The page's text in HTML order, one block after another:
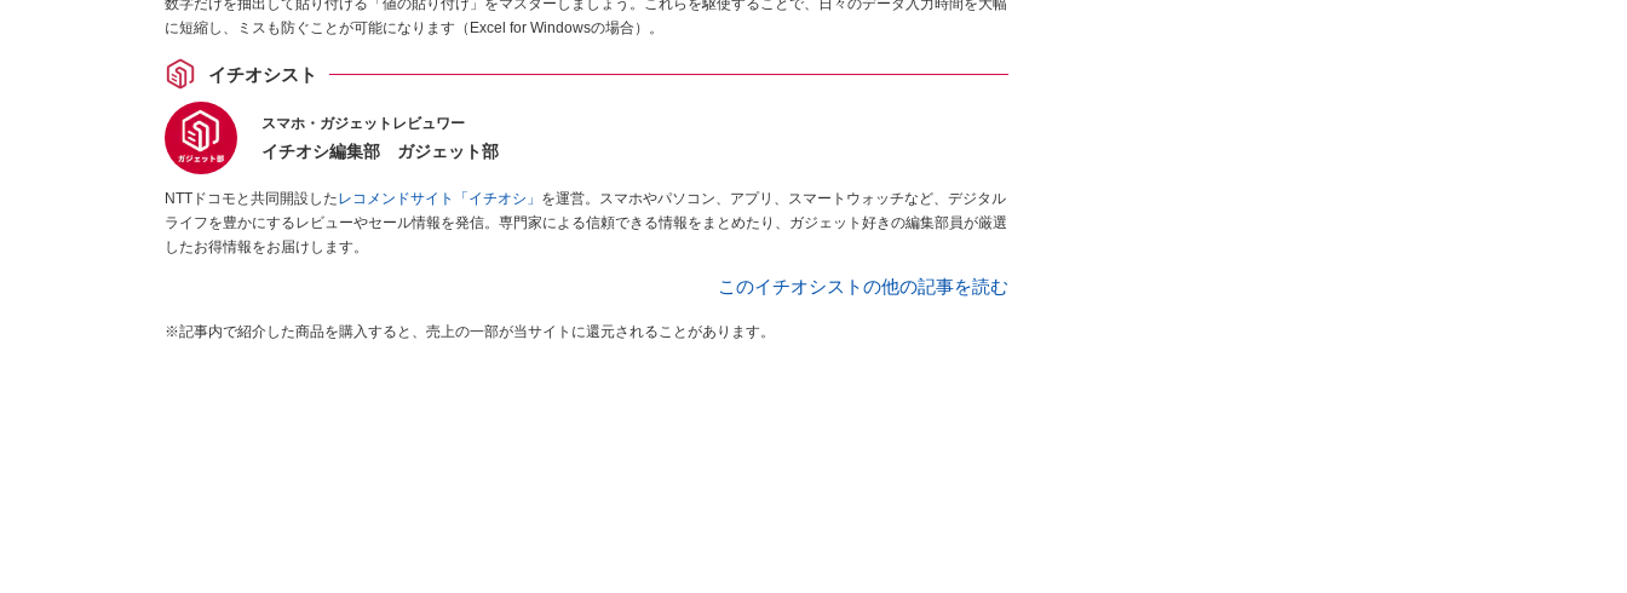
数字だけを抽出して貼り付ける「値の貼り付け」をマスターしましょう。これらを駆使することで、日々のデータ入力時間を大幅
に短縮し、ミスも防ぐことが可能になります（Excel for Windowsの場合）。
イチオシスト
スマホ・ガジェットレビュワー
イチオシ編集部 ガジェット部
NTTドコモと共同開設したレコメンドサイト「イチオシ」 を運営。スマホやパソコン、アプリ、スマートウォッチなど、デジタル
ライフを豊かにするレビューやセール情報を発信。専門家による信頼できる情報をまとめたり、ガジェット好きの編集部員が厳選
したお得情報をお届けします。
このイチオシストの他の記事を読む
※記事内で紹介した商品を購入すると、売上の一部が当サイトに還元されることがあります。